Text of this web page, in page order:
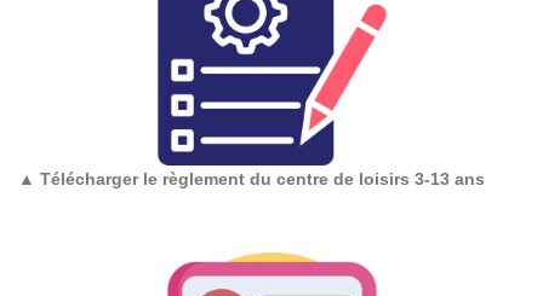
▲ Télécharger le règlement du centre de loisirs 3-13 ans